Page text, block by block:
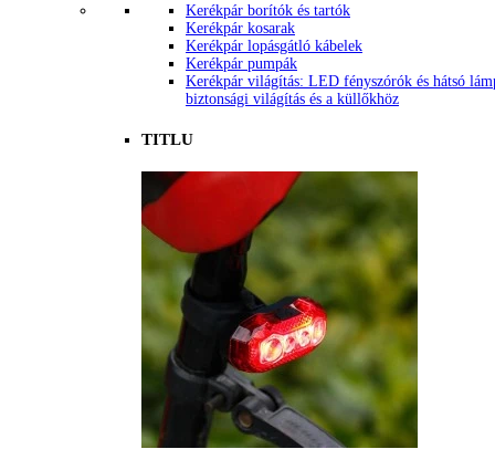
Kerékpár borítók és tartók
Kerékpár kosarak
Kerékpár lopásgátló kábelek
Kerékpár pumpák
Kerékpár világítás: LED fényszórók és hátsó
biztonsági világítás és a küllőkhöz
TITLU